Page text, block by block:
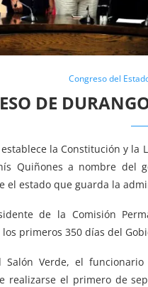
Congreso del
DE
la Constitución y la
Quiñones a nombre del
el estado que guarda la
de la Comisión
primeros 350 días del
Salón Verde, el
realizarse el primero de